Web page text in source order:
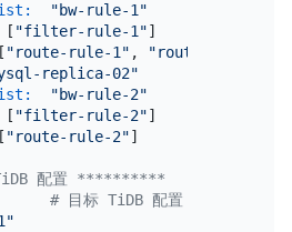
"bw-rule-1"
[ "filter-rule-1"
"route-rule-1" , "route-rule-2"
replica-02"
"bw-rule-2"
[ "filter-rule-2"
"route-rule-2"
配置 **********
# 目标 TiDB 配置